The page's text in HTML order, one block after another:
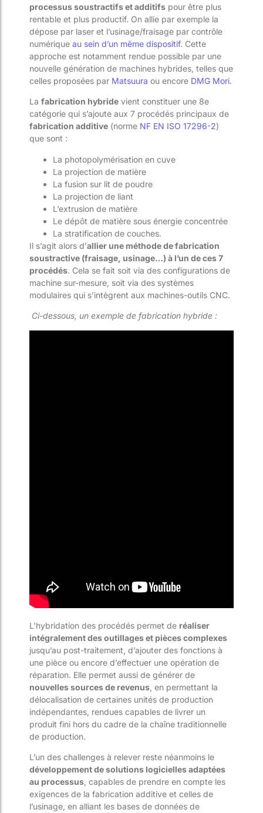
processus soustractifs et additifs pour être plus
rentable et plus productif. On allie par exemple la
dépose par laser et l’usinage/fraisage par contrôle
numérique au sein d’un même dispositif. Cette
approche est notamment rendue possible par une
nouvelle génération de machines hybrides, telles que
celles proposées par Matsuura ou encore DMG Mori.
La fabrication hybride vient constituer une 8e
catégorie qui s’ajoute aux 7 procédés principaux de
fabrication additive (norme NF EN ISO 17296-2)
que sont :
La photopolymérisation en cuve
La projection de matière
La fusion sur lit de poudre
La projection de liant
L’extrusion de matière
Le dépôt de matière sous énergie concentrée
La stratification de couches.
Il s’agit alors d’allier une méthode de fabrication
soustractive (fraisage, usinage…) à l’un de ces 7
procédés. Cela se fait soit via des configurations de
machine sur-mesure, soit via des systèmes
modulaires qui s’intègrent aux machines-outils CNC.
Ci-dessous, un exemple de fabrication hybride :
L’hybridation des procédés permet de réaliser
intégralement des outillages et pièces complexes
jusqu’au post-traitement, d’ajouter des fonctions à
une pièce ou encore d’effectuer une opération de
réparation. Elle permet aussi de générer de
nouvelles sources de revenus , en permettant la
délocalisation de certaines unités de production
indépendantes, rendues capables de livrer un
produit fini hors du cadre de la chaîne traditionnelle
de production.
L’un des challenges à relever reste néanmoins le
développement de solutions logicielles adaptées
au processus , capables de prendre en compte les
exigences de la fabrication additive et celles de
l’usinage, en alliant les bases de données de